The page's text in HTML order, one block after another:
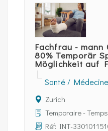
Fachfrau - mann
80% Temporär
Möglichkeit auf
Santé / Médecine
Zurich
Temporaire -
Réf: INT-